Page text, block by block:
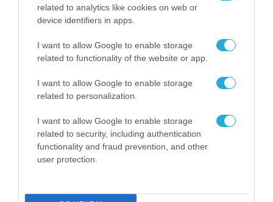
related to analytics like cookies on web or
device identifiers in apps.
I want to allow Google to enable storage
related to functionality of the website or app.
I want to allow Google to enable storage
related to personalization.
I want to allow Google to enable storage
related to security, including authentication
functionality and fraud prevention, and other
user protection.
ΕΞΑΓΟΡΕΣ - ΣΥΓΧΩΝΕΥΣΕΙΣ